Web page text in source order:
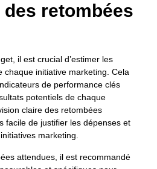
retombées
il est crucial d’estimer les
chaque initiative marketing. Cela
de performance clés
potentiels de chaque
claire des retombées
facile de justifier les dépenses et
marketing.
attendues, il est recommandé